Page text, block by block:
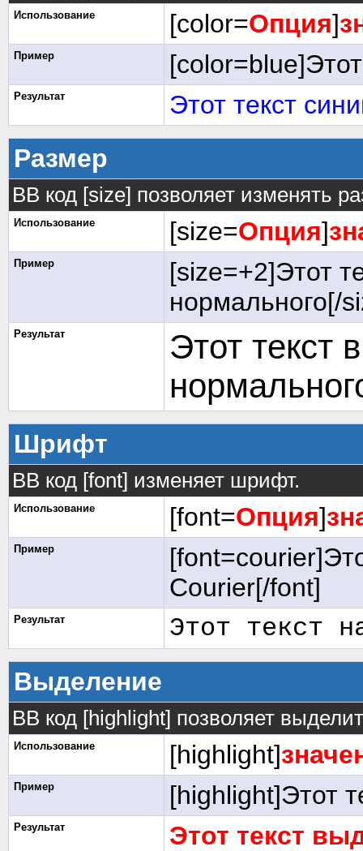
Использование [color=Опция]
Пример
Результат
Этот текст
Размер
BB код [size] позволяет изменять
Использование [size=Опция]
Пример
[size=+2]Этот
нормального[/
Результат
Этот текст
Шрифт
BB код [font] изменяет шрифт.
Использование [font=Опция]
Пример
Courier[/font]
Результат Этот текст
Выделение
BB код [highlight] позволяет
Использование [highlight]
Пример [highlight]Этот
Результат Этот текст